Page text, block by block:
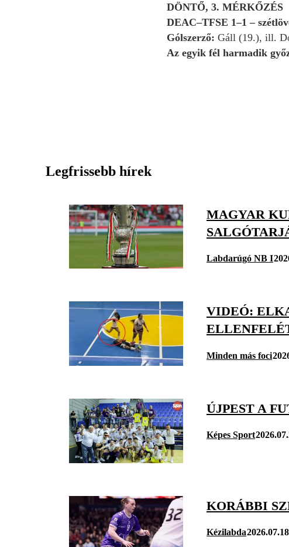
DÖNTŐ, 3. MÉRKŐZÉS
DEAC–TFSE 1–1 –
Gólszerző: Gáll (19.), ill.
Az egyik fél harmadik
Legfrissebb hírek
MAGYAR
Labdarúgó NB I
VIDEÓ:
Minden más foci
ÚJPEST A
Képes Sport
KORÁBBI
Kézilabda